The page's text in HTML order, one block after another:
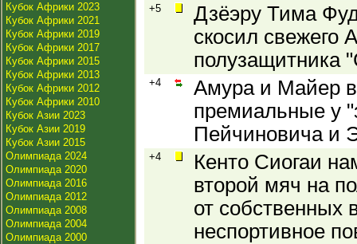
Кубок Африки 2023
Кубок Африки 2021
Кубок Африки 2019
Кубок Африки 2017
Кубок Африки 2015
Кубок Африки 2013
Кубок Африки 2012
Кубок Африки 2010
Кубок Азии 2023
Кубок Азии 2019
Кубок Азии 2015
Олимпиада 2024
Олимпиада 2020
Олимпиада 2016
Олимпиада 2012
Олимпиада 2008
Олимпиада 2004
Олимпиада 2000
+5
Дзёэру Тима
скосил свежего
полузащитника
+4
Амура и Майер
премиальные у
Пейчиновича и
+4
Кенто Сиогаи
второй мяч на
от собственных
неспортивное